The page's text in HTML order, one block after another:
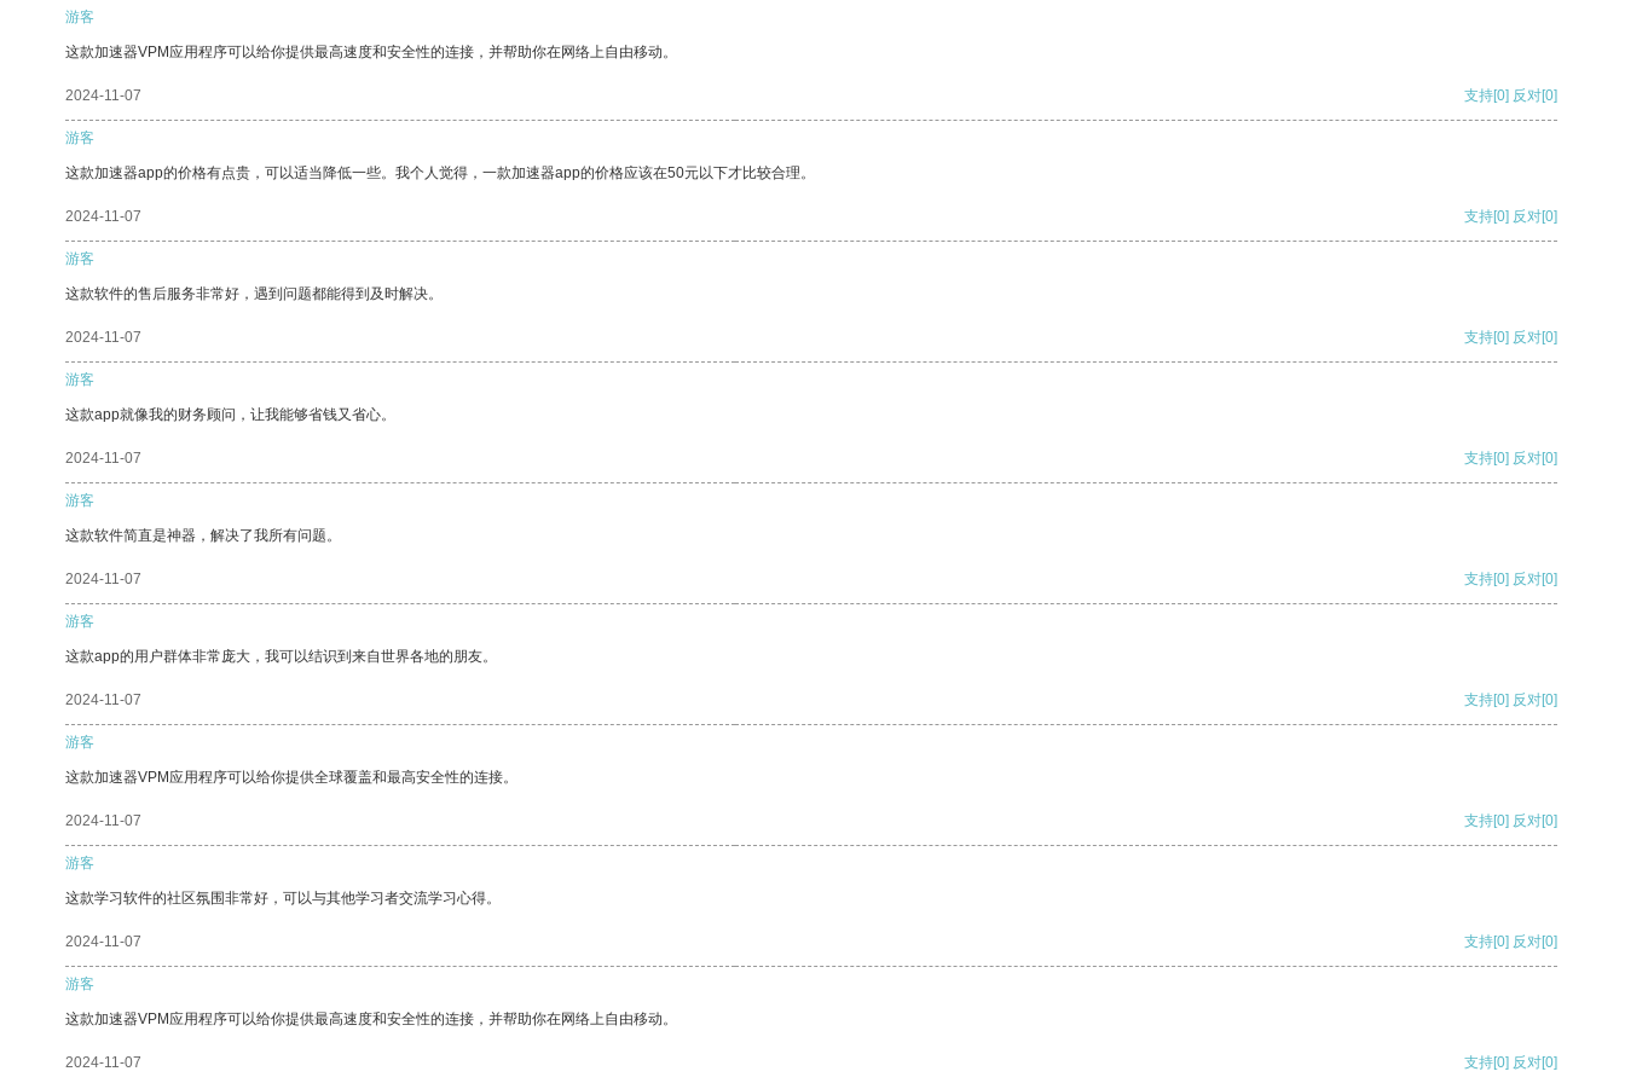
游客
这款加速器VPM应用程序可以给你提供最高速度和安全性的连接，并帮助你在网络上自由移动。
2024-11-07 支持[0] 反对[0]
游客
这款加速器app的价格有点贵，可以适当降低一些。我个人觉得，一款加速器app的价格应该在50元以下才比较合理。
2024-11-07 支持[0] 反对[0]
游客
这款软件的售后服务非常好，遇到问题都能得到及时解决。
2024-11-07 支持[0] 反对[0]
游客
这款app就像我的财务顾问，让我能够省钱又省心。
2024-11-07 支持[0] 反对[0]
游客
这款软件简直是神器，解决了我所有问题。
2024-11-07 支持[0] 反对[0]
游客
这款app的用户群体非常庞大，我可以结识到来自世界各地的朋友。
2024-11-07 支持[0] 反对[0]
游客
这款加速器VPM应用程序可以给你提供全球覆盖和最高安全性的连接。
2024-11-07 支持[0] 反对[0]
游客
这款学习软件的社区氛围非常好，可以与其他学习者交流学习心得。
2024-11-07 支持[0] 反对[0]
游客
这款加速器VPM应用程序可以给你提供最高速度和安全性的连接，并帮助你在网络上自由移动。
2024-11-07 支持[0] 反对[0]